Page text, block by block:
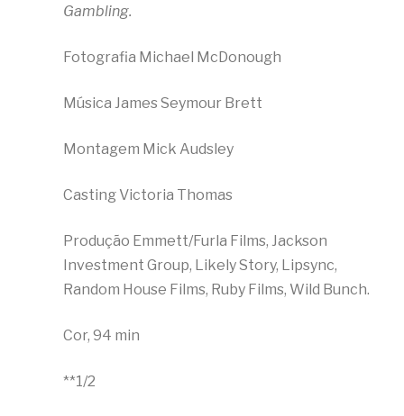
Gambling.
Fotografia Michael McDonough
Música James Seymour Brett
Montagem Mick Audsley
Casting Victoria Thomas
Produção Emmett/Furla Films, Jackson
Investment Group, Likely Story, Lipsync,
Random House Films, Ruby Films, Wild Bunch.
Cor, 94 min
**1/2